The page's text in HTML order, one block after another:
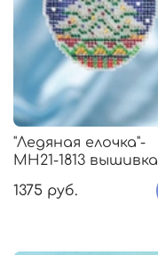
"Ледяная елочка"-
МH21-1813 вышивка
1375 руб.